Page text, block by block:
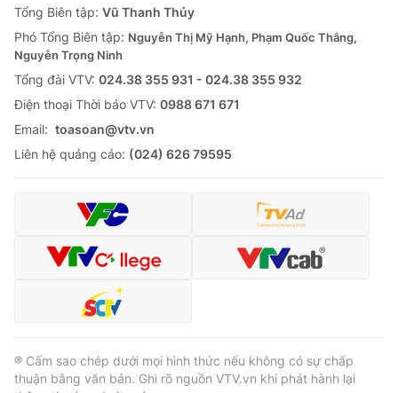
Sản phẩm
Thị trường
Tư vấn
Lịch phát sóng
Chuyên mục khác
Emagazine Podcast
Video Shorts video
VTV Money
VTV Sức khoẻ Bất động sản
Tổng Biên tập: Vũ Thanh Thủy
Phó Tổng Biên tập: Nguyễn Thị Mỹ Hạnh, Phạm Quốc Thắng,
Nguyễn Trọng Ninh
Tổng đài VTV: 024.38 355 931 - 024.38 355 932
Ðiện thoại Thời báo VTV: 0988 671 671
Email: toasoan@vtv.vn
Liên hệ quảng cáo: (024) 626 79595
® Cấm sao chép dưới mọi hình thức nếu không có sự chấp
thuận bằng văn bản. Ghi rõ nguồn VTV.vn khi phát hành lại